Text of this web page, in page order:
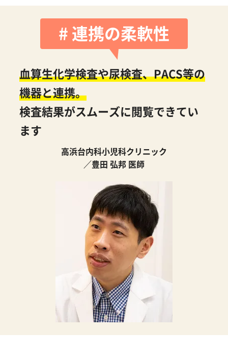
# 連携の柔軟性
血算生化学検査や尿検査、PACS等の
機器と連携。
検査結果がスムーズに閲覧できてい
ます
高浜台内科小児科クリニック
／豊田 弘邦 医師